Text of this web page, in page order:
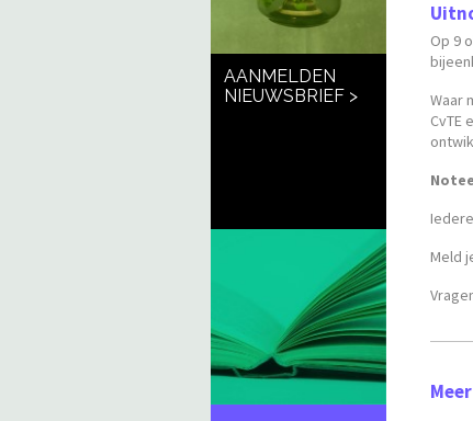
AANMELDEN
NIEUWSBRIEF >
Op 9
Waar
CvTE
Meld